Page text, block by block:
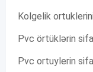
Kolgelik
Pvc örtüklərin
Pvc ortuylerin